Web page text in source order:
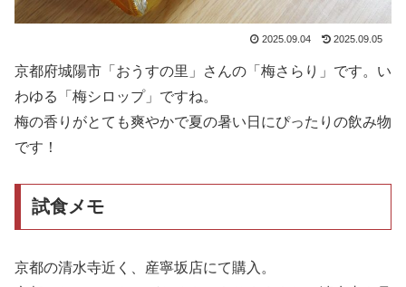
2025.09.04 2025.09.05
京都府城陽市「おうすの里」さんの「梅さらり」です。い
わゆる「梅シロップ」ですね。
梅の香りがとても爽やかで夏の暑い日にぴったりの飲み物
です！
試食メモ
京都の清水寺近く、産寧坂店にて購入。